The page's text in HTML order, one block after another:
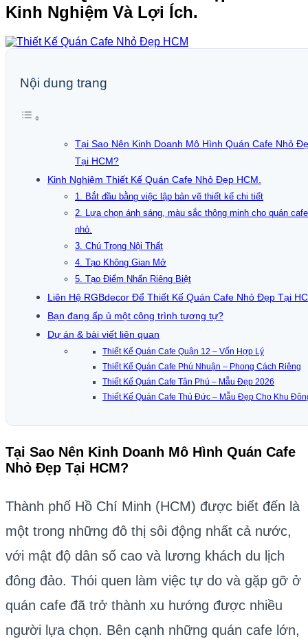
Kinh Nghiệm Và Lợi Ích.
Nội dung trang
Tại Sao Nên Kinh Doanh Mô Hình Quán Cafe Nhỏ
Tại HCM?
Kinh Nghiệm Thiết Kế Quán Cafe Nhỏ Đẹp HCM.
1. Bắt đầu bằng việc lập bản vẽ thiết kế chi tiết
2. Lựa chọn ánh sáng, màu sắc thông minh cho quán cafe
nhỏ.
3. Chú Trọng Nội Thất
4. Tạo Không Gian Mở
5. Tạo Điểm Nhấn Riêng Biệt
Liên Hệ RGBdecor Để Thiết Kế Quán Cafe Nhỏ Đẹp Tại
Bạn đang ấp ủ một công trình tương tự?
Dự án & bài viết liên quan
Thiết Kế Quán Cafe Quận 12 – Vốn Hợp Lý
Thiết Kế Quán Cafe Phú Nhuận – Phong Cách Riêng
Thiết Kế Quán Cafe Tân Phú – Mẫu Đẹp 2026
Thiết Kế Quán Cafe Thủ Đức – Mẫu Đẹp Cho Khu
Tại Sao Nên Kinh Doanh Mô Hình Quán Cafe
Nhỏ Đẹp Tại HCM?
Thành phố Hồ Chí Minh (HCM) được biết đến là
một trong những đô thị sôi động nhất cả nước,
với mật độ dân số cao và lương khách du lịch
đông đảo. Thói quen làm việc tự do và gặp gỡ ở
quán cafe đã trở thành xu hướng được nhiều
người lựa chọn. Bên cạnh những quán cafe lớn,